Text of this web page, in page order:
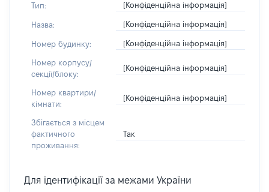
Тип: [Конфіденційна інформація]
Назва: [Конфіденційна інформація]
Номер будинку: [Конфіденційна інформація]
Номер корпусу/
секції/блоку:
[Конфіденційна інформація]
Номер квартири/
кімнати:
[Конфіденційна інформація]
Збігається з місцем
фактичного
проживання:
Так
Для ідентифікації за межами України